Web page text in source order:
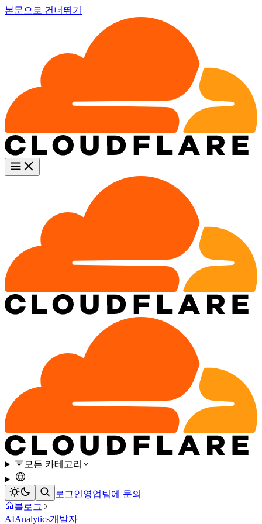
본문으로 건너뛰기
모든 카테고리
로그인영업팀에 문의
블로그
AIAnalytics개발자